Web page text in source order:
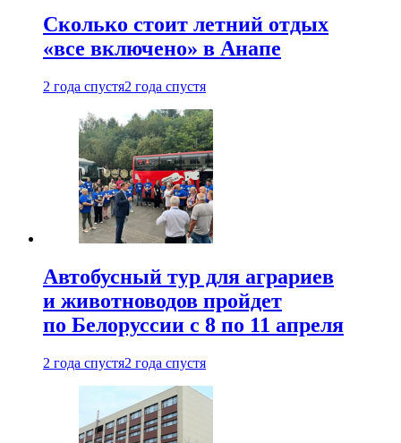
Сколько стоит летний отдых
«все включено» в Анапе
2 года спустя2 года спустя
Автобусный тур для аграриев
и животноводов пройдет
по Белоруссии с 8 по 11 апреля
2 года спустя2 года спустя